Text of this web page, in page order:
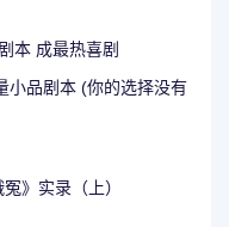
本 成最热喜剧
小品剧本 (你的选择没有
》实录（上）